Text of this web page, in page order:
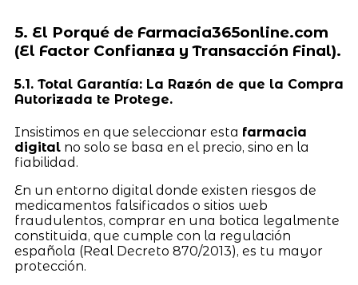
5. El Porqué de Farmacia365online.com
(El Factor Confianza y Transacción Final).
5.1. Total Garantía: La Razón de que la Compra
Autorizada te Protege.
Insistimos en que seleccionar esta farmacia
digitalno solo se basa en el precio, sino en la
fiabilidad.
En un entorno digital donde existen riesgos de
medicamentos falsificados o sitios web
fraudulentos, comprar en una botica legalmente
constituida, que cumple con la regulación
española (Real Decreto 870/2013), es tu mayor
protección.